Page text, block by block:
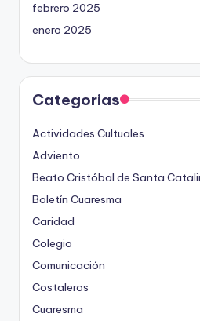
febrero 2025
enero 2025
Categorias
Actividades Cultuales
Adviento
Beato Cristóbal de Santa
Boletín Cuaresma
Caridad
Colegio
Comunicación
Costaleros
Cuaresma